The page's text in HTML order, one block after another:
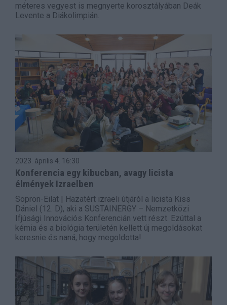
méteres vegyest is megnyerte korosztályában Deák
Levente a Diákolimpián.
2023. április 4. 16:30
Konferencia egy kibucban, avagy licista
élmények Izraelben
Sopron-Eilat | Hazatért izraeli útjáról a licista Kiss
Dániel (12. D), aki a SUSTAINERGY – Nemzetközi
Ifjúsági Innovációs Konferencián vett részt. Ezúttal a
kémia és a biológia területén kellett új megoldásokat
keresnie és naná, hogy megoldotta!